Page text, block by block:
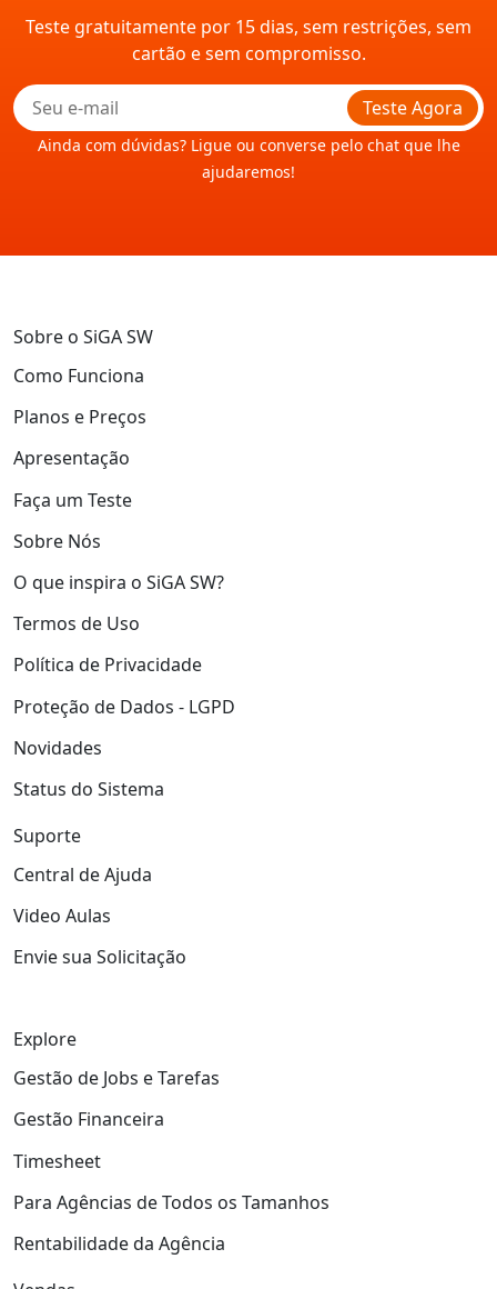
Teste gratuitamente por 15 dias, sem restrições, sem
cartão e sem compromisso.
Teste Agora
Ainda com dúvidas? Ligue ou converse pelo chat que lhe
ajudaremos!
Sobre o SiGA SW
Como Funciona
Planos e Preços
Apresentação
Faça um Teste
Sobre Nós
O que inspira o SiGA SW?
Termos de Uso
Política de Privacidade
Proteção de Dados - LGPD
Novidades
Status do Sistema
Suporte
Central de Ajuda
Video Aulas
Envie sua Solicitação
Explore
Gestão de Jobs e Tarefas
Gestão Financeira
Timesheet
Para Agências de Todos os Tamanhos
Rentabilidade da Agência